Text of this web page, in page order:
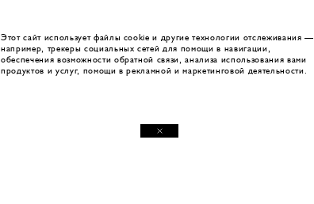
Этот сайт использует файлы cookie и другие технологии отслеживания —
например, трекеры социальных сетей для помощи в навигации,
обеспечения возможности обратной связи, анализа использования вами
продуктов и услуг, помощи в рекламной и маркетинговой деятельности.